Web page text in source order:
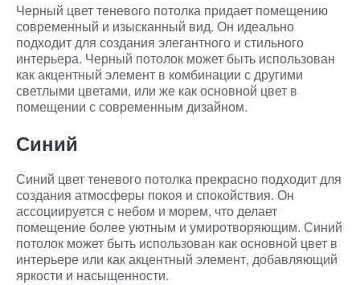
Черный цвет теневого потолка придает помещению
современный и изысканный вид. Он идеально
подходит для создания элегантного и стильного
интерьера. Черный потолок может быть использован
как акцентный элемент в комбинации с другими
светлыми цветами, или же как основной цвет в
помещении с современным дизайном.
Синий
Синий цвет теневого потолка прекрасно подходит для
создания атмосферы покоя и спокойствия. Он
ассоциируется с небом и морем, что делает
помещение более уютным и умиротворяющим. Синий
потолок может быть использован как основной цвет в
интерьере или как акцентный элемент, добавляющий
яркости и насыщенности.